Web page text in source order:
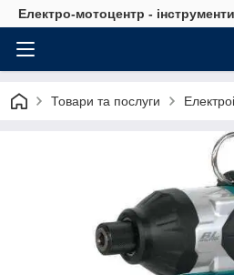
Електро-мотоцентр -
Товари та послуги